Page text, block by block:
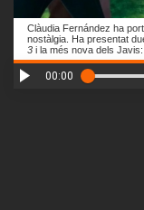
Clàudia Fernández ha
nostàlgia. Ha presentat
3i la més nova dels
00:00